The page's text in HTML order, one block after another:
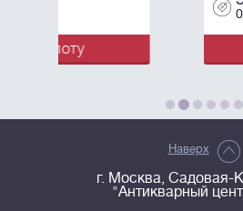
Наверх
г. Москва, Садовая-
"Антикварный